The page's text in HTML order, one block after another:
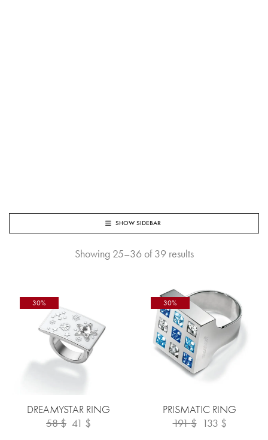
SHOW SIDEBAR
Showing 25–36 of 39 results
30%
DREAMYSTAR RING
58$ 41 $
30%
PRISMATIC RING
191$ 133 $